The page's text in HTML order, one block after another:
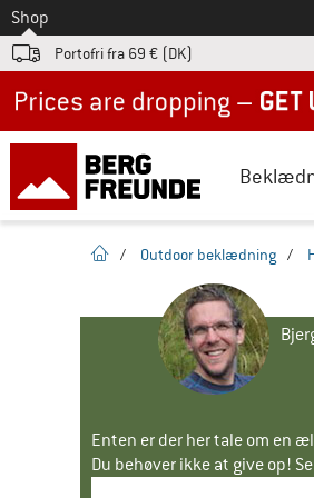
Til
Shop
Portofri fra 69 € (DK)
Hjemmeside
/ Outdoor beklædning /
Enten er der her tale om en
Du behøver ikke at give op!